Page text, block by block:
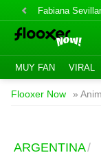
Fabiana
MUY FAN VIRAL
Flooxer Now »
ARGENTINA